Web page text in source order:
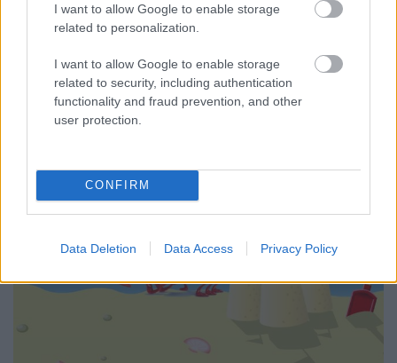
I want to allow Google to enable storage
related to personalization.
I want to allow Google to enable storage
related to security, including authentication
functionality and fraud prevention, and other
user protection.
CONFIRM
Data Deletion Data Access Privacy Policy
okozhatnak azoknak, akik nem védekeznek ellene.
Márpedig leégni vagy túl sok káros sugarat kapni
nem csak kánikulában vagy a tűző napon lehet, a
károsodott…